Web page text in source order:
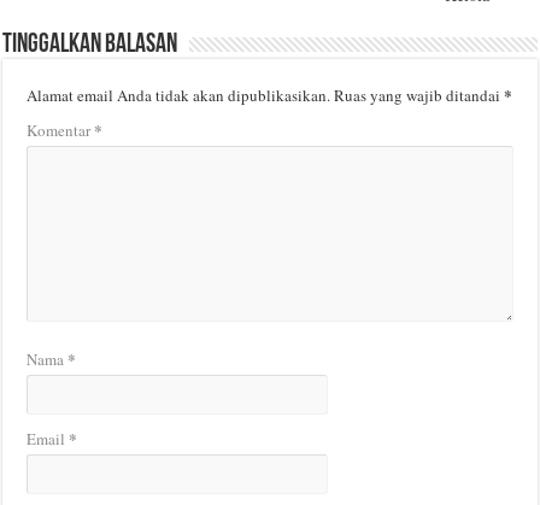
Tinggalkan Balasan
Alamat email Anda tidak akan dipublikasikan.Ruas yang wajib ditandai*
Komentar*
Nama *
Email *